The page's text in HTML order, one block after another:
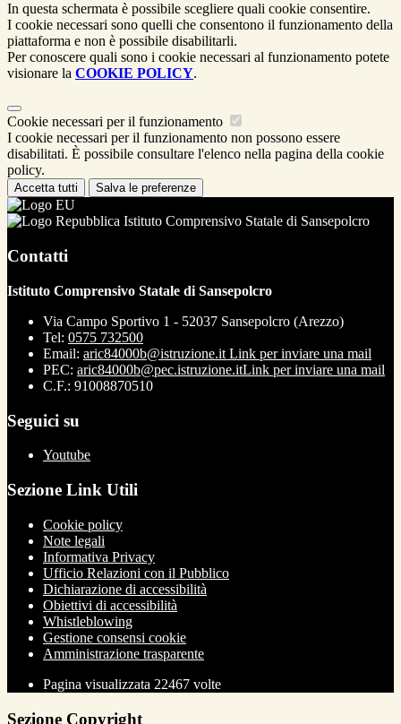
In questa schermata è possibile scegliere quali cookie consentire.
I cookie necessari sono quelli che consentono il funzionamento della
piattaforma e non è possibile disabilitarli.
Per conoscere quali sono i cookie necessari al funzionamento potete
visionare la COOKIE POLICY.
Cookie necessari per il funzionamento
I cookie necessari per il funzionamento non possono essere
disabilitati. È possibile consultare l'elenco nella pagina della cookie
policy.
Accetta tutti Salva le preferenze
Istituto Comprensivo Statale di Sansepolcro
Contatti
Istituto Comprensivo Statale di Sansepolcro
Via Campo Sportivo 1 - 52037 Sansepolcro (Arezzo)
Tel: 0575 732500
Email: aric84000b@istruzione.it Link per inviare una mail
PEC: aric84000b@pec.istruzione.itLink per inviare una mail
C.F.: 91008870510
Seguici su
Youtube
Sezione Link Utili
Cookie policy
Note legali
Informativa Privacy
Ufficio Relazioni con il Pubblico
Dichiarazione di accessibilità
Obiettivi di accessibilità
Whistleblowing
Gestione consensi cookie
Amministrazione trasparente
Pagina visualizzata 22467 volte
Sezione Copyright